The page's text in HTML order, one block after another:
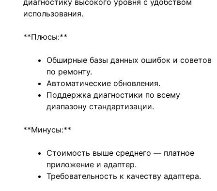
использования.
**Плюсы:**
Обширные базы данных ошибок и советов
по ремонту.
Автоматические обновления.
Поддержка диагностики по всему
диапазону стандартизации.
**Минусы:**
Стоимость выше среднего — платное
приложение и адаптер.
Требовательность к качеству адаптера.